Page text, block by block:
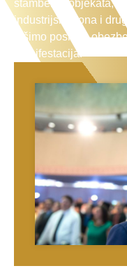
stambenih objekata,
industrijskij zona i
vršimo poslove
manifestacija.